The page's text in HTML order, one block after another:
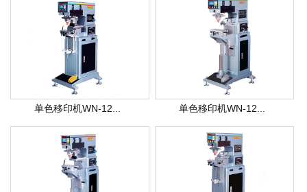
单色移印机WN-12... 单色移印机WN-12...